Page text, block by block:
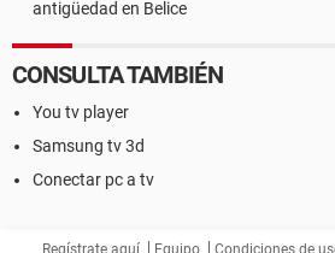
antigüedad en Belice
CONSULTA TAMBIÉN
You tv player
Samsung tv 3d
Conectar pc a tv
Regístrate aquí Equipo Condiciones de